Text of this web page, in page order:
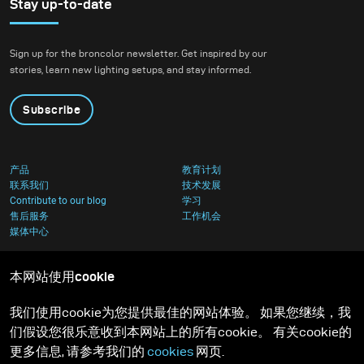
nature with
architecture.
Stay up-to-date
Sign up for the broncolor newsletter. Get inspired by our
stories, learn new lighting setups, and stay informed.
Subscribe
产品
教育计划
联系我们
技术发展
Contribute to our blog
学习
售后服务
工作机会
媒体中心
本网站使用cookie
我们使用cookie为您提供最佳的网站体验。 如果您继续，我
们假设您很乐意收到本网站上的所有cookie。 有关cookie的
更多信息, 请参考我们的 cookies 网页.